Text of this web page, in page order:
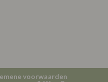
voorwaarden